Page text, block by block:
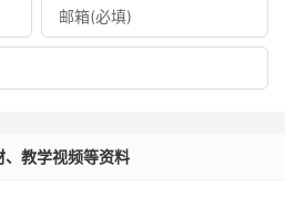
、教学视频等资料